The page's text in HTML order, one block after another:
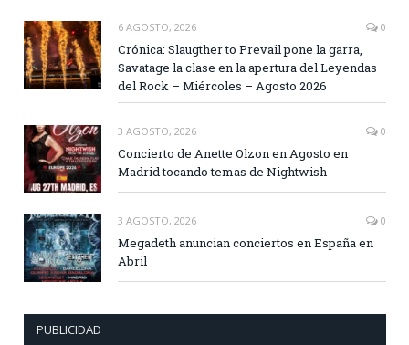
6 AGOSTO, 2026 0
Crónica: Slaugther to Prevail pone la garra,
Savatage la clase en la apertura del Leyendas
del Rock – Miércoles – Agosto 2026
3 AGOSTO, 2026 0
Concierto de Anette Olzon en Agosto en
Madrid tocando temas de Nightwish
3 AGOSTO, 2026 0
Megadeth anuncian conciertos en España en
Abril
PUBLICIDAD